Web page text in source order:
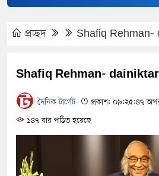
প্রচ্ছদ Shafiq Rehman-
Shafiq Rehman-
দৈনিক টার্গেট
প্রকাশ: ০৯:২৫:৪৭
১৪৭ বার পঠিত হয়েছে